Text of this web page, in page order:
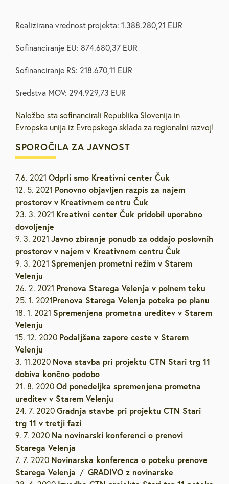
Realizirana vrednost projekta: 1.388.280,21 EUR
Sofinanciranje EU: 874.680,37 EUR
Sofinanciranje RS: 218.670,11 EUR
Sredstva MOV: 294.929,73 EUR
Naložbo sta sofinancirali Republika Slovenija in
Evropska unija iz Evropskega sklada za regionalni razvoj!
SPOROČILA ZA JAVNOST
7.6. 2021 Odprli smo Kreativni center Čuk
12. 5. 2021 Ponovno objavljen razpis za najem
prostorov v Kreativnem centru Čuk
23. 3. 2021 Kreativni center Čuk pridobil uporabno
dovoljenje
9. 3. 2021 Javno zbiranje ponudb za oddajo poslovnih
prostorov v najem v Kreativnem centru Čuk
9. 3. 2021 Spremenjen prometni režim v Starem
Velenju
26. 2. 2021 Prenova Starega Velenja v polnem teku
25. 1. 2021Prenova Starega Velenja poteka po planu
18. 1. 2021 Spremenjena prometna ureditev v Starem
Velenju
15. 12. 2020 Podaljšana zapore ceste v Starem
Velenju
3. 11.2020 Nova stavba pri projektu CTN Stari trg 11
dobiva končno podobo
21. 8. 2020 Od ponedeljka spremenjena prometna
ureditev v Starem Velenju
24. 7. 2020 Gradnja stavbe pri projektu CTN Stari
trg 11 v tretji fazi
9. 7. 2020 Na novinarski konferenci o prenovi
Starega Velenja
7. 7. 2020 Novinarska konferenca o poteku prenove
Starega Velenja / GRADIVO z novinarske